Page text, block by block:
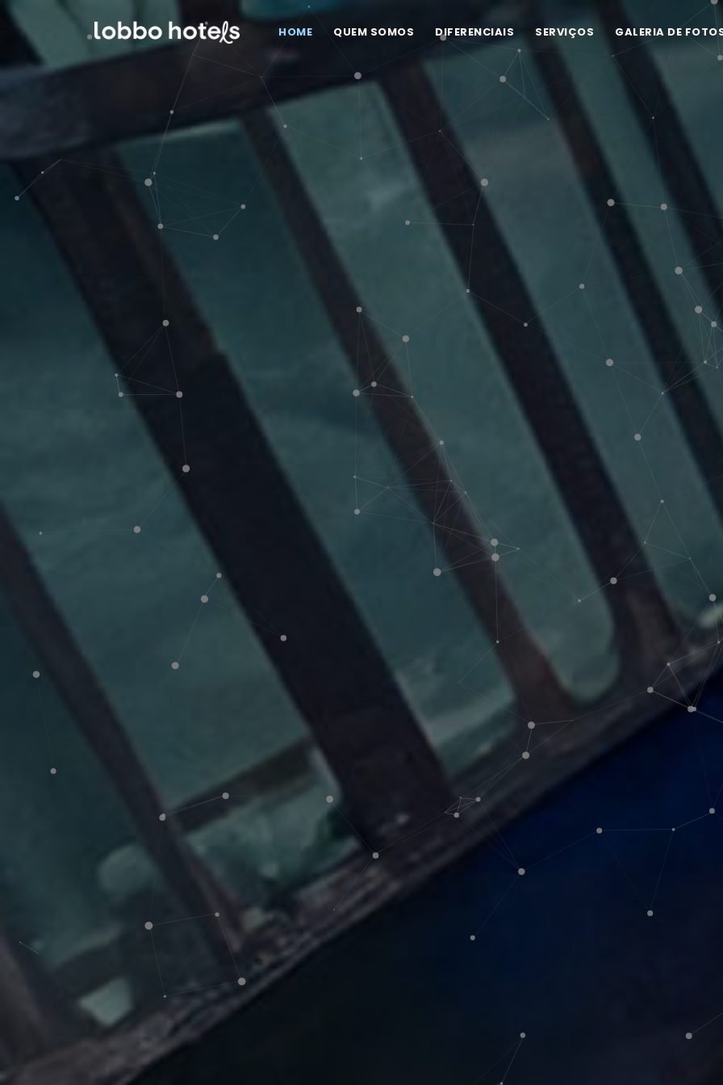
HOME QUEM SOMOS DIFERENCIAIS SERVIÇOS GALERIA DE